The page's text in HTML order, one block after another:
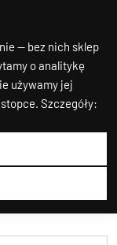
— bez nich sklep
o analitykę
używamy jej
Szczegóły: